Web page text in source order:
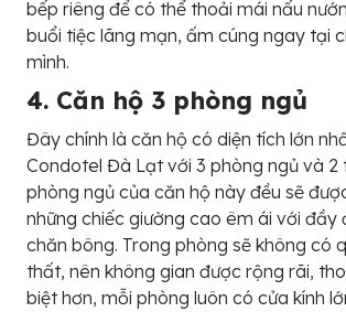
bếp riêng để có thể thoải mái nấu
buổi tiệc lãng mạn, ấm cúng ngay tại
mình.
4. Căn hộ 3 phòng ngủ
Đây chính là căn hộ có diện tích lớn
Condotel Đà Lạt với 3 phòng ngủ và 2
phòng ngủ của căn hộ này đều sẽ
những chiếc giường cao êm ái với đầy
chăn bông. Trong phòng sẽ không có
thất, nên không gian được rộng rãi,
biệt hơn, mỗi phòng luôn có cửa kính